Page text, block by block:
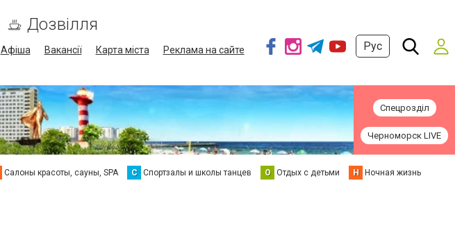
Дозвілля
Афіша Вакансії Карта міста
Реклама на сайте
Рус
Спецрозділ
Черноморск LIVE
Салоны красоты, сауны, SPA С Спортзалы и школы танцев О Отдых с детьми Н Ночная жизнь